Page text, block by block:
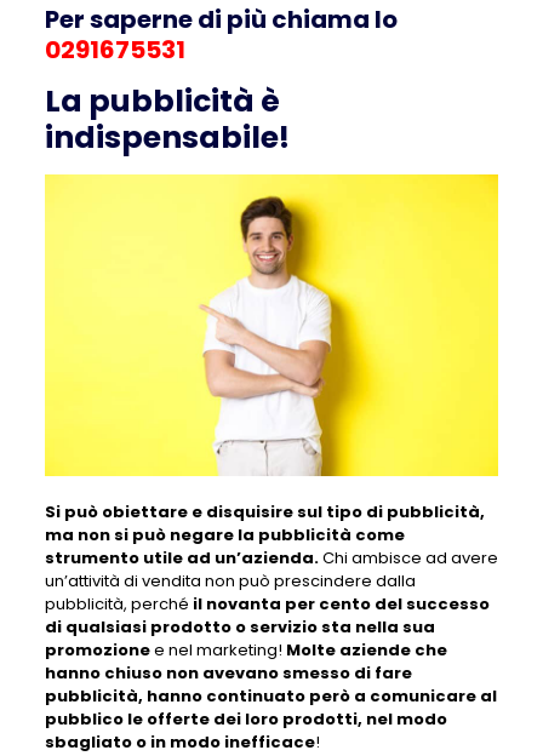
Per saperne di più chiama lo
0291675531
La pubblicità è
indispensabile!
Si può obiettare e disquisire sul tipo di pubblicità,
ma non si può negare la pubblicità come
strumento utile ad un’azienda.Chi ambisce ad avere
un’attività di vendita non può prescindere dalla
pubblicità, perché il novanta per cento del successo
di qualsiasi prodotto o servizio sta nella sua
promozionee nel marketing! Molte aziende che
hanno chiuso non avevano smesso di fare
pubblicità, hanno continuato però a comunicare al
pubblico le offerte dei loro prodotti, nel modo
sbagliato o in modo inefficace!